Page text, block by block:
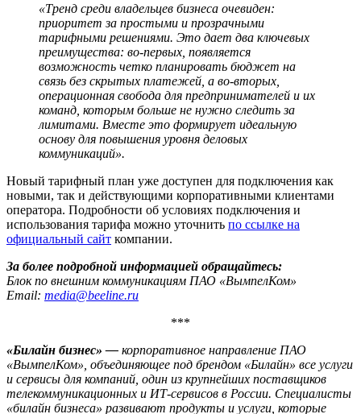
«Тренд среди владельцев бизнеса очевиден:
приоритет за простыми и прозрачными
тарифными решениями. Это дает два ключевых
преимущества: во-первых, появляется
возможность четко планировать бюджет на
связь без скрытых платежей, а во-вторых,
операционная свобода для предпринимателей и их
команд, которым больше не нужно следить за
лимитами. Вместе это формирует идеальную
основу для повышения уровня деловых
коммуникаций».
Новый тарифный план уже доступен для подключения как
новыми, так и действующими корпоративными клиентами
оператора. Подробности об условиях подключения и
использования тарифа можно уточнить по ссылке на
официальный сайт компании.
За более подробной информацией обращайтесь:
Блок по внешним коммуникациям ПАО «ВымпелКом»
Email: media@beeline.ru
***
«Билайн бизнес» — корпоративное направление ПАО
«ВымпелКом», объединяющее под брендом «Билайн» все услуги
и сервисы для компаний, один из крупнейших поставщиков
телекоммуникационных и ИТ-сервисов в России. Специалисты
«билайн бизнеса» развивают продукты и услуги, которые